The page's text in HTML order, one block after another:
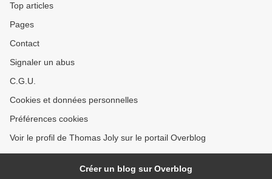
Top articles
Pages
Contact
Signaler un abus
C.G.U.
Cookies et données personnelles
Préférences cookies
Voir le profil de Thomas Joly sur le portail Overblog
Créer un blog sur Overblog